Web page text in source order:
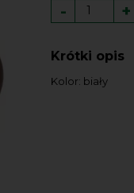
- +
Krótki opis
Kolor: biały